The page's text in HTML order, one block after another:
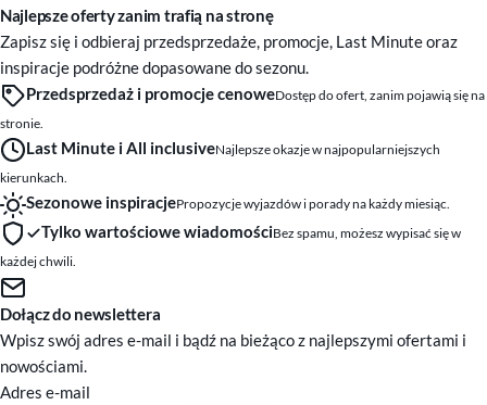
Najlepsze oferty zanim trafią na stronę
Zapisz się i odbieraj przedsprzedaże, promocje, Last Minute oraz
inspiracje podróżne dopasowane do sezonu.
Przedsprzedaż i promocje cenoweDostęp do ofert, zanim pojawią się na
stronie.
Last Minute i All inclusiveNajlepsze okazje w najpopularniejszych
kierunkach.
Sezonowe inspiracjePropozycje wyjazdów i porady na każdy miesiąc.
Tylko wartościowe wiadomościBez spamu, możesz wypisać się w
każdej chwili.
Dołącz do newslettera
Wpisz swój adres e-mail i bądź na bieżąco z najlepszymi ofertami i
nowościami.
Adres e-mail